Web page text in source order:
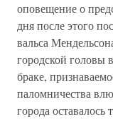
оповещение о
дня после этого
вальса
городской головы
браке,
паломничества
города оставалось